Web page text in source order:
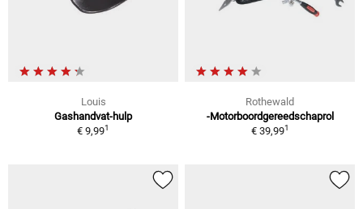
Louis
Gashandvat-hulp
€ 9,991
Rothewald
-Motorboordgereedschaprol
€ 39,991